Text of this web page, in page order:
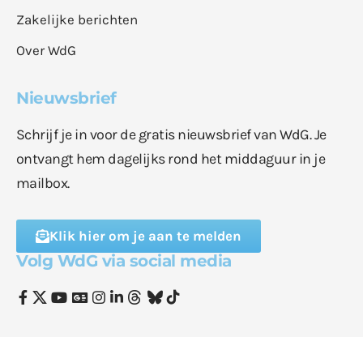
Zakelijke berichten
Over WdG
Nieuwsbrief
Schrijf je in voor de gratis nieuwsbrief van WdG. Je
ontvangt hem dagelijks rond het middaguur in je
mailbox.
Klik hier om je aan te melden
Volg WdG via social media